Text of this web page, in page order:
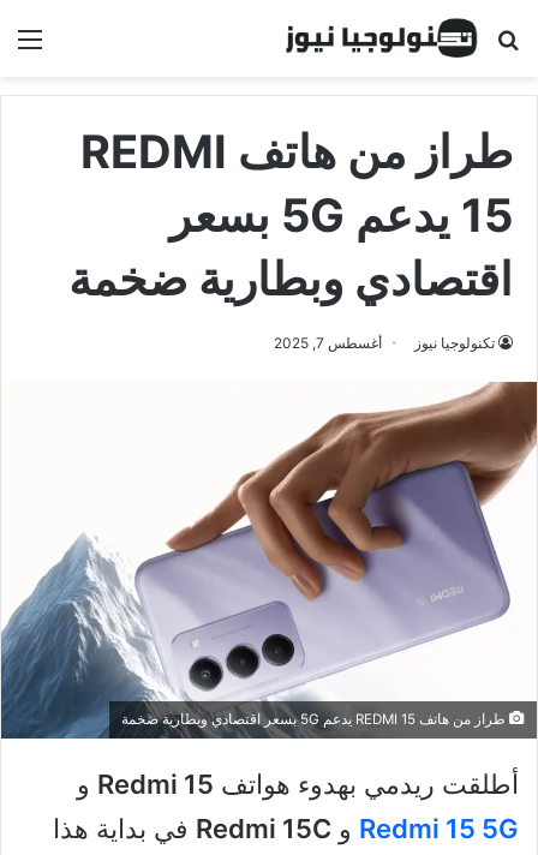
البحث عن
طراز من هاتف REDMI
15 يدعم 5G بسعر
اقتصادي وبطارية ضخمة
تكنولوجيا نيوز أغسطس 7, 2025
طراز من هاتف REDMI 15 يدعم 5G بسعر اقتصادي وبطارية ضخمة
أطلقت ريدمي بهدوء هواتف Redmi 15 و
Redmi 15 5G و Redmi 15C في بداية هذا